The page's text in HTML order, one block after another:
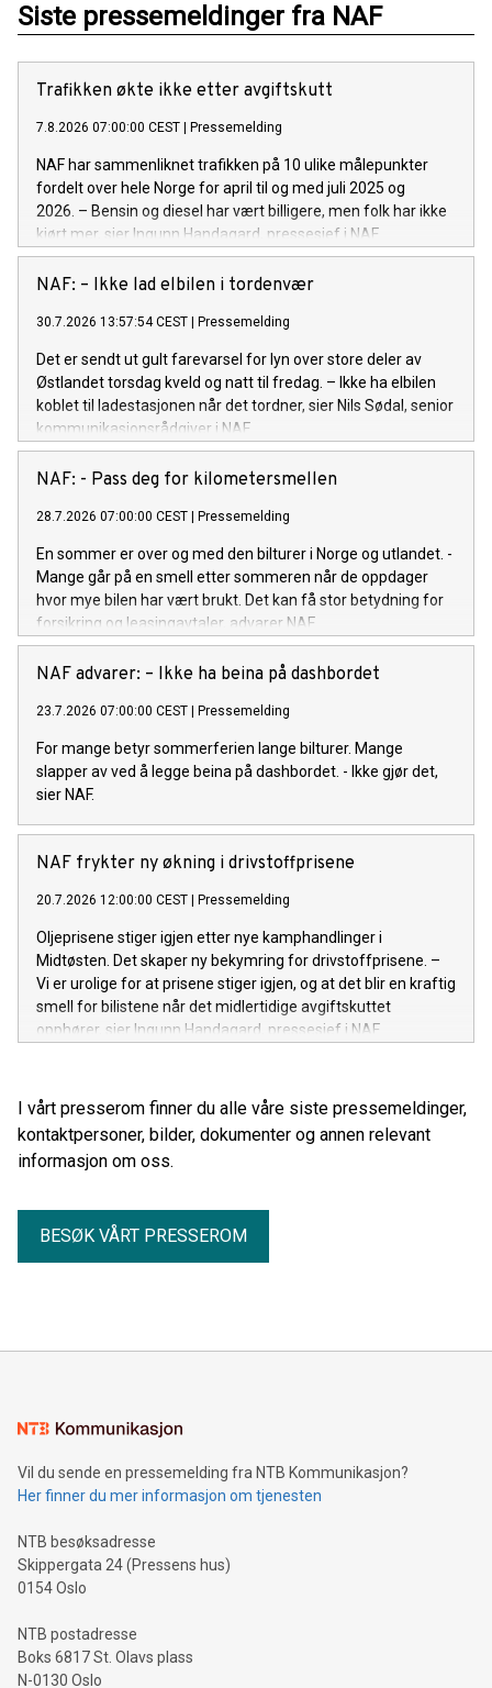
Siste pressemeldinger fra NAF
Trafikken økte ikke etter avgiftskutt
7.8.2026 07:00:00 CEST Pressemelding
NAF har sammenliknet trafikken på 10 ulike målepunkter
fordelt over hele Norge for april til og med juli 2025 og
2026. – Bensin og diesel har vært billigere, men folk har ikke
kjørt mer, sier Ingunn Handagard, pressesjef i NAF.
NAF: – Ikke lad elbilen i tordenvær
30.7.2026 13:57:54 CEST Pressemelding
Det er sendt ut gult farevarsel for lyn over store deler av
Østlandet torsdag kveld og natt til fredag. – Ikke ha elbilen
koblet til ladestasjonen når det tordner, sier Nils Sødal, senior
kommunikasjonsrådgiver i NAF.
NAF: - Pass deg for kilometersmellen
28.7.2026 07:00:00 CEST Pressemelding
En sommer er over og med den bilturer i Norge og utlandet. -
Mange går på en smell etter sommeren når de oppdager
hvor mye bilen har vært brukt. Det kan få stor betydning for
forsikring og leasingavtaler, advarer NAF.
NAF advarer: – Ikke ha beina på dashbordet
23.7.2026 07:00:00 CEST Pressemelding
For mange betyr sommerferien lange bilturer. Mange
slapper av ved å legge beina på dashbordet. - Ikke gjør det,
sier NAF.
NAF frykter ny økning i drivstoffprisene
20.7.2026 12:00:00 CEST Pressemelding
Oljeprisene stiger igjen etter nye kamphandlinger i
Midtøsten. Det skaper ny bekymring for drivstoffprisene. –
Vi er urolige for at prisene stiger igjen, og at det blir en kraftig
smell for bilistene når det midlertidige avgiftskuttet
opphører, sier Ingunn Handagard, pressesjef i NAF.
I vårt presserom finner du alle våre siste pressemeldinger,
kontaktpersoner, bilder, dokumenter og annen relevant
informasjon om oss.
BESØK VÅRT PRESSEROM
Vil du sende en pressemelding fra NTB Kommunikasjon?
Her finner du mer informasjon om tjenesten
NTB besøksadresse
Skippergata 24 (Pressens hus)
0154 Oslo
NTB postadresse
Boks 6817 St. Olavs plass
N-0130 Oslo